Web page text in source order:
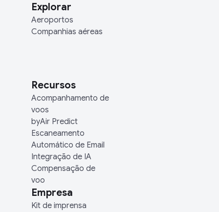
Explorar
Aeroportos
Companhias aéreas
Recursos
Acompanhamento de
voos
byAir Predict
Escaneamento
Automático de Email
Integração de IA
Compensação de
voo
Empresa
Kit de imprensa